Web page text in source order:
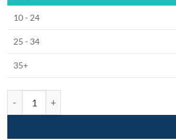
10 - 24
25 - 34
35+